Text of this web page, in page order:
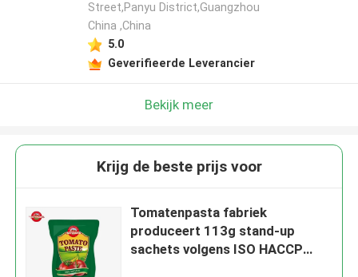
Street,Panyu District,Guangzhou
China ,China
5.0
Geverifieerde Leverancier
Bekijk meer
Krijg de beste prijs voor
Tomatenpasta fabriek
produceert 113g stand-up
sachets volgens ISO HACCP